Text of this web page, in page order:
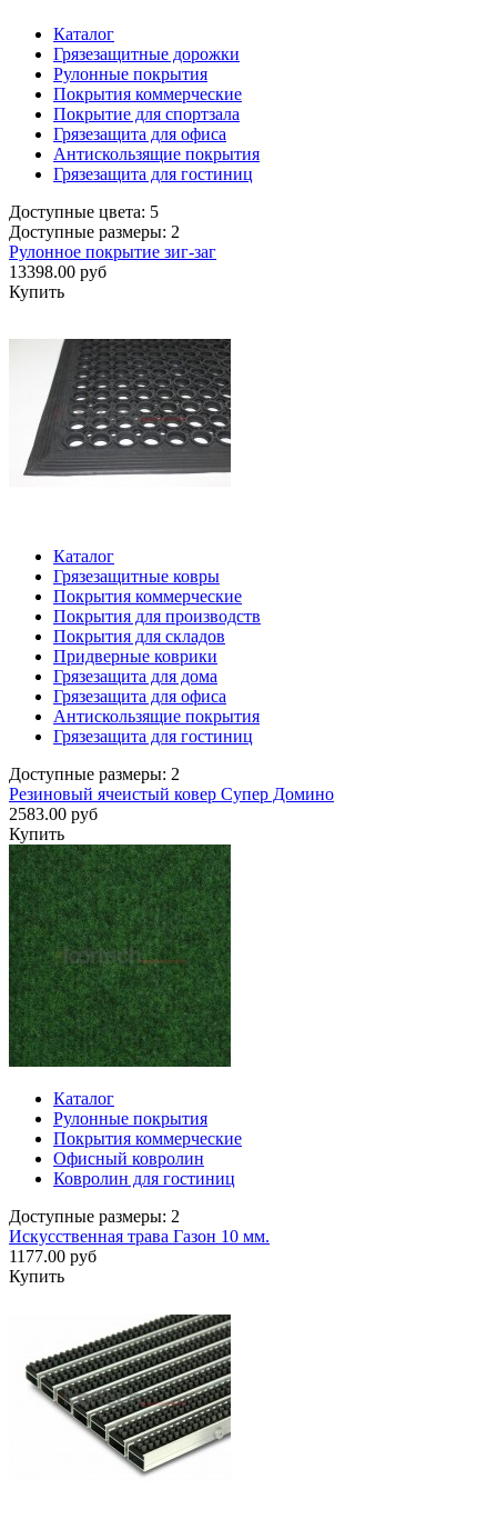
Каталог
Грязезащитные дорожки
Рулонные покрытия
Покрытия коммерческие
Покрытие для спортзала
Грязезащита для офиса
Антискользящие покрытия
Грязезащита для гостиниц
Доступные цвета: 5
Доступные размеры: 2
Рулонное покрытие зиг-заг
13398.00 руб
Купить
Каталог
Грязезащитные ковры
Покрытия коммерческие
Покрытия для производств
Покрытия для складов
Придверные коврики
Грязезащита для дома
Грязезащита для офиса
Антискользящие покрытия
Грязезащита для гостиниц
Доступные размеры: 2
Резиновый ячеистый ковер Супер Домино
2583.00 руб
Купить
Каталог
Рулонные покрытия
Покрытия коммерческие
Офисный ковролин
Ковролин для гостиниц
Доступные размеры: 2
Искусственная трава Газон 10 мм.
1177.00 руб
Купить